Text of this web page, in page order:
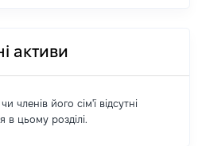
активи
членів його сім'ї відсутні
в цьому розділі.